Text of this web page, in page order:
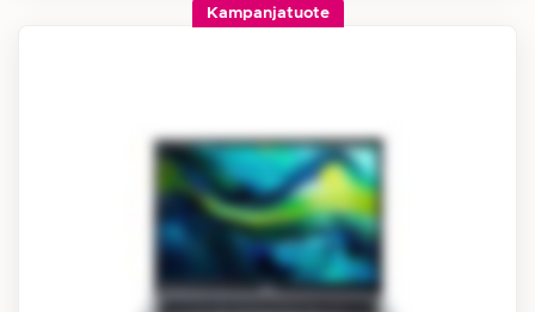
Kampanjatuote